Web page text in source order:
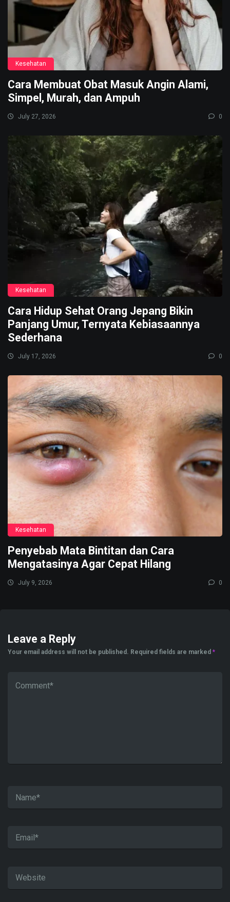
Kesehatan
Cara Membuat Obat Masuk Angin Alami,
Simpel, Murah, dan Ampuh
July 27, 2026 0
Kesehatan
Cara Hidup Sehat Orang Jepang Bikin
Panjang Umur, Ternyata Kebiasaannya
Sederhana
July 17, 2026 0
Kesehatan
Penyebab Mata Bintitan dan Cara
Mengatasinya Agar Cepat Hilang
July 9, 2026 0
Leave a Reply
Your email address will not be published. Required fields are marked *